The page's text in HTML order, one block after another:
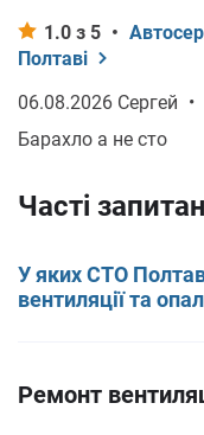
1.0 з 5 •
Полтаві
06.08.2026 Сергей •
Барахло а не сто
Часті
У яких СТО
вентиляції та
Ремонт